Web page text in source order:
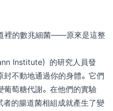
裡的數兆細菌——原來是這整
Institute）的研究人員發
不動地通過你的身體。它們
葡萄糖代謝。在他們的實驗
者的腸道菌相組成就產生了變